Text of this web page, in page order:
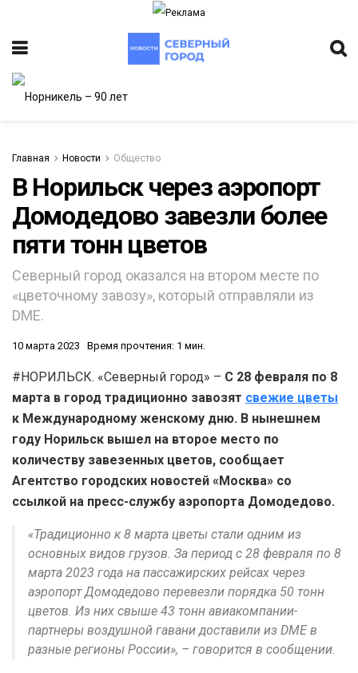
Главная Новости Общество
В Норильск через аэропорт
Домодедово завезли более
пяти тонн цветов
Северный город оказался на втором месте по
«цветочному завозу», который отправляли из
DME.
10 марта 2023 Время прочтения: 1 мин.
#НОРИЛЬСК. «Северный город» – С 28 февраля по 8
марта в город традиционно завозят свежие цветы
к Международному женскому дню. В нынешнем
году Норильск вышел на второе место по
количеству завезенных цветов, сообщает
Агентство городских новостей «Москва» со
ссылкой на пресс-службу аэропорта Домодедово.
«Традиционно к 8 марта цветы стали одним из
основных видов грузов. За период с 28 февраля по 8
марта 2023 года на пассажирских рейсах через
аэропорт Домодедово перевезли порядка 50 тонн
цветов. Из них свыше 43 тонн авиакомпании-
партнеры воздушной гавани доставили из DME в
разные регионы России», – говорится в сообщении.